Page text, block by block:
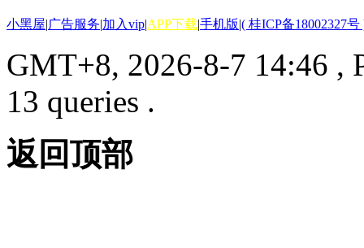
小黑屋|广告服务|加入vip|APP下载|手机版|( 桂ICP备18002327号
GMT+8, 2026-8-7 14:46 ,
13 queries .
返回顶部